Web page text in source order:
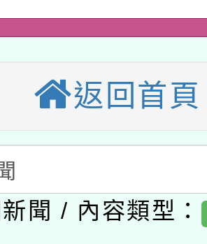
工作坊新北場」
學習班」招生簡
共融平台-教案
對象擴大為「滿6
民眾」措施，延
止
濟部水利署委託
術研究院辦理「
8月22日(星期六
啟航」
年桃園地景藝術
桃園藝術巡演
育部國民及學前
灣師範大學辦
家教育研究院中
返回首頁
聞 / 內容類型：